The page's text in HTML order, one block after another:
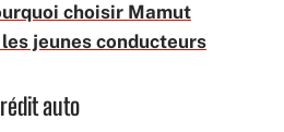
choisir Mamut
jeunes conducteurs
auto